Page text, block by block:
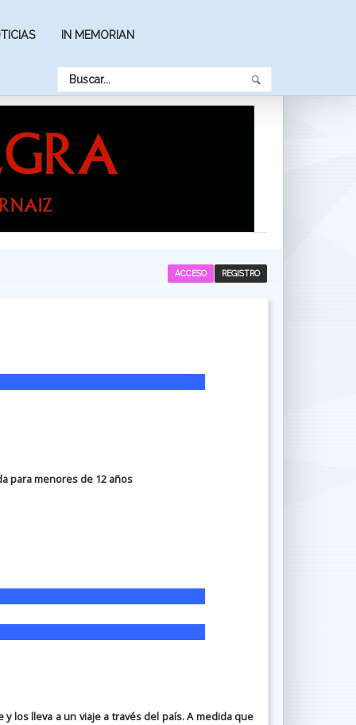
IN MEMORIAN
REGISTRO
ACCESO
para menores de 12 años
los lleva a un viaje a través del país. A medida que